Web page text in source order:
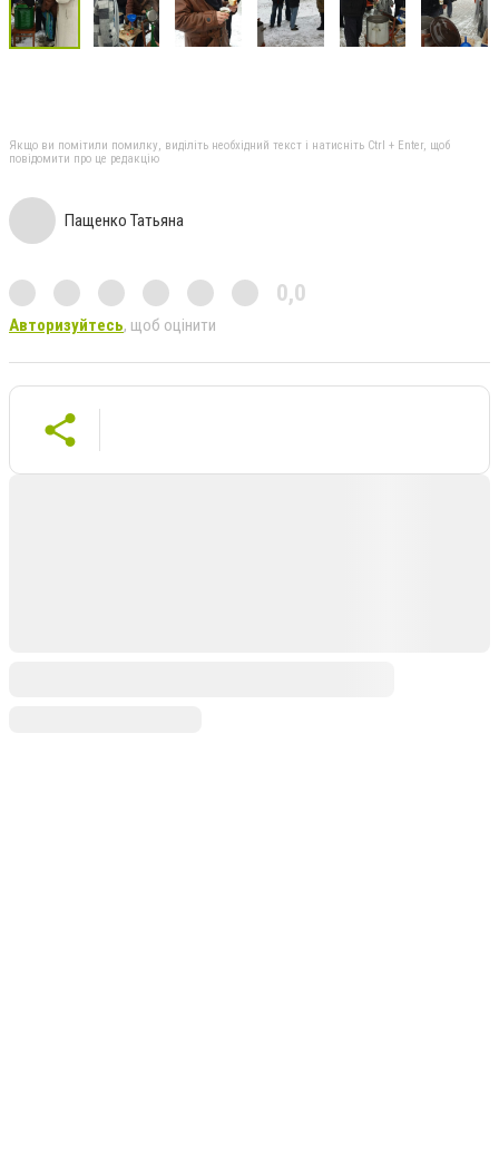
Якщо ви помітили помилку, виділіть необхідний текст і натисніть Ctrl + Enter, щоб
повідомити про це редакцію
Пащенко Татьяна
0,0
Авторизуйтесь, щоб оцінити